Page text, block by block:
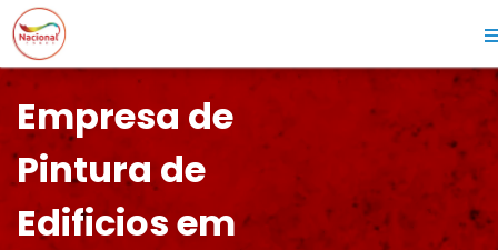
Empresa de
Pintura de
Edificios em